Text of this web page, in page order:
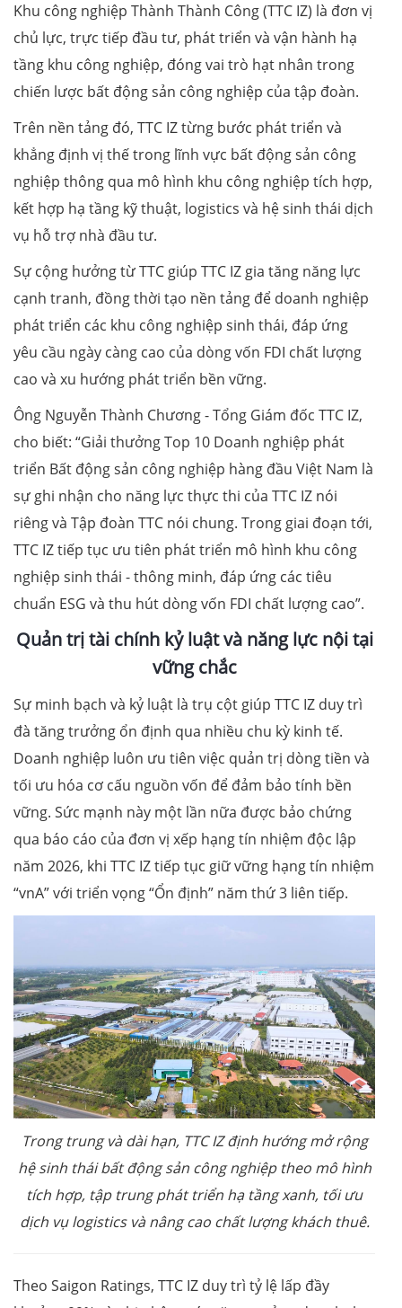
Khu công nghiệp Thành Thành Công (TTC IZ) là đơn vị
chủ lực, trực tiếp đầu tư, phát triển và vận hành hạ
tầng khu công nghiệp, đóng vai trò hạt nhân trong
chiến lược bất động sản công nghiệp của tập đoàn.
Trên nền tảng đó, TTC IZ từng bước phát triển và
khẳng định vị thế trong lĩnh vực bất động sản công
nghiệp thông qua mô hình khu công nghiệp tích hợp,
kết hợp hạ tầng kỹ thuật, logistics và hệ sinh thái dịch
vụ hỗ trợ nhà đầu tư.
Sự cộng hưởng từ TTC giúp TTC IZ gia tăng năng lực
cạnh tranh, đồng thời tạo nền tảng để doanh nghiệp
phát triển các khu công nghiệp sinh thái, đáp ứng
yêu cầu ngày càng cao của dòng vốn FDI chất lượng
cao và xu hướng phát triển bền vững.
Ông Nguyễn Thành Chương - Tổng Giám đốc TTC IZ,
cho biết: “Giải thưởng Top 10 Doanh nghiệp phát
triển Bất động sản công nghiệp hàng đầu Việt Nam là
sự ghi nhận cho năng lực thực thi của TTC IZ nói
riêng và Tập đoàn TTC nói chung. Trong giai đoạn tới,
TTC IZ tiếp tục ưu tiên phát triển mô hình khu công
nghiệp sinh thái - thông minh, đáp ứng các tiêu
chuẩn ESG và thu hút dòng vốn FDI chất lượng cao”.
Quản trị tài chính kỷ luật và năng lực nội tại
vững chắc
Sự minh bạch và kỷ luật là trụ cột giúp TTC IZ duy trì
đà tăng trưởng ổn định qua nhiều chu kỳ kinh tế.
Doanh nghiệp luôn ưu tiên việc quản trị dòng tiền và
tối ưu hóa cơ cấu nguồn vốn để đảm bảo tính bền
vững. Sức mạnh này một lần nữa được bảo chứng
qua báo cáo của đơn vị xếp hạng tín nhiệm độc lập
năm 2026, khi TTC IZ tiếp tục giữ vững hạng tín nhiệm
“vnA” với triển vọng “Ổn định” năm thứ 3 liên tiếp.
Trong trung và dài hạn, TTC IZ định hướng mở rộng
hệ sinh thái bất động sản công nghiệp theo mô hình
tích hợp, tập trung phát triển hạ tầng xanh, tối ưu
dịch vụ logistics và nâng cao chất lượng khách thuê.
Theo Saigon Ratings, TTC IZ duy trì tỷ lệ lấp đầy